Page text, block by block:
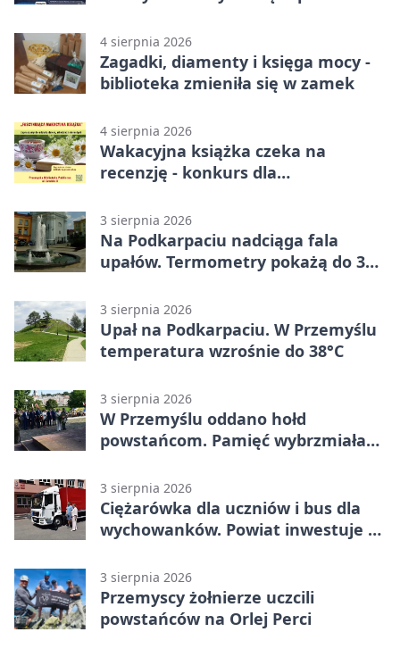
4 sierpnia 2026
Zagadki, diamenty i księga mocy -
biblioteka zmieniła się w zamek
4 sierpnia 2026
Wakacyjna książka czeka na
recenzję - konkurs dla
3 sierpnia 2026
Na Podkarpaciu nadciąga fala
upałów. Termometry pokażą do 36
3 sierpnia 2026
Upał na Podkarpaciu. W Przemyślu
temperatura wzrośnie do 38°C
3 sierpnia 2026
W Przemyślu oddano hołd
powstańcom. Pamięć wybrzmiała
3 sierpnia 2026
Ciężarówka dla uczniów i bus dla
wychowanków. Powiat inwestuje w
3 sierpnia 2026
Przemyscy żołnierze uczcili
powstańców na Orlej Perci